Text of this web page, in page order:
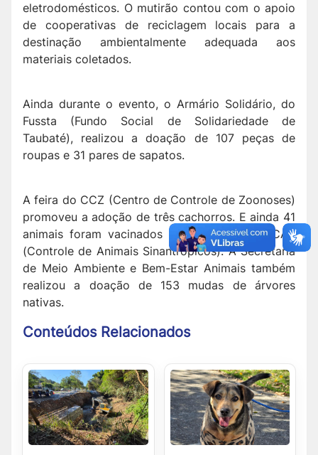
eletrodomésticos. O mutirão contou com o apoio
de cooperativas de reciclagem locais para a
destinação ambientalmente adequada aos
materiais coletados.
Ainda durante o evento, o Armário Solidário, do
Fussta (Fundo Social de Solidariedade de
Taubaté), realizou a doação de 107 peças de
roupas e 31 pares de sapatos.
A feira do CCZ (Centro de Controle de Zoonoses)
promoveu a adoção de três cachorros. E ainda 41
animais foram vacinados contra raiva pelo CAS
(Controle de Animais Sinantrópicos). A Secretaria
de Meio Ambiente e Bem-Estar Animais também
realizou a doação de 153 mudas de árvores
nativas.
Conteúdos Relacionados